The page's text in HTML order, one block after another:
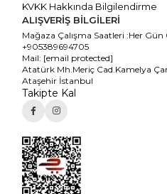
KVKK Hakkında Bilgilendirme
ALIŞVERİŞ BİLGİLERİ
Mağaza Çalışma Saatleri :Her
+905389694705
Mail: [email protected]
Atatürk Mh.Meriç Cad.Kamelya
Ataşehir İstanbul
Takipte Kal